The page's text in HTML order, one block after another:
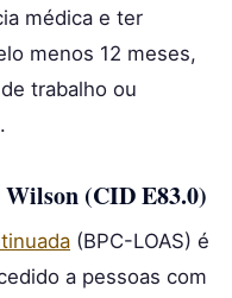
médica e ter
menos 12 meses,
trabalho ou
(CID E83.0)
(BPC-LOAS) é
a pessoas com